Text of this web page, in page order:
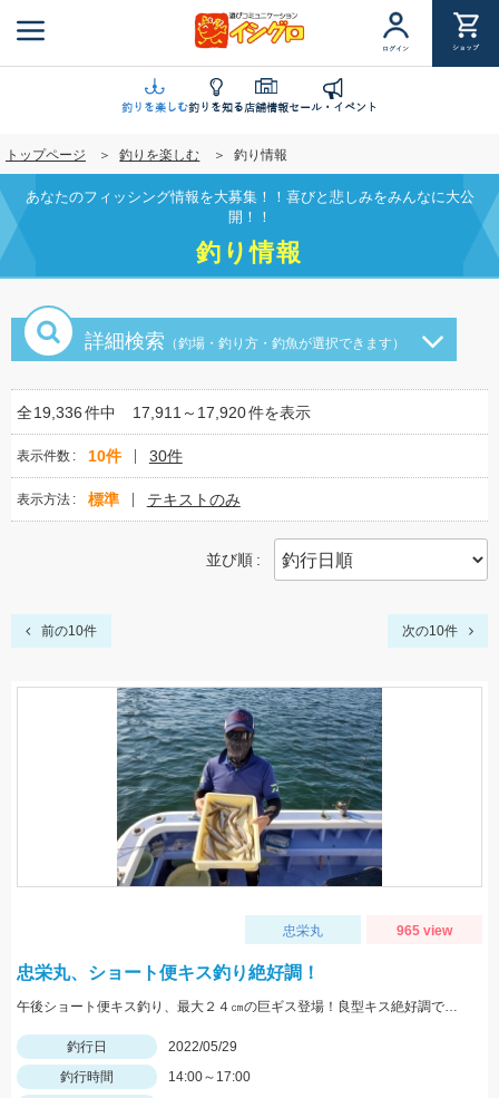
ン
に
移
動
ログイン ショップ
釣りを楽しむ釣りを知る店舗情報セール・イベント
トップページ 釣りを楽しむ 釣り情報
あなたのフィッシング情報を大募集！！喜びと悲しみをみんなに大公
開！！
釣り情報
詳細検索 （釣場・釣り方・釣魚が選択できます）
全19,336件中 17,911～17,920件を表示
表示件数 10件 30件
表示方法 標準 テキストのみ
並び順
前の10件 次の10件
忠栄丸 965 view
忠栄丸、ショート便キス釣り絶好調！
午後ショート便キス釣り、最大２４㎝の巨ギス登場！良型キス絶好調です！
釣行日
2022/05/29
釣行時間
14:00～17:00